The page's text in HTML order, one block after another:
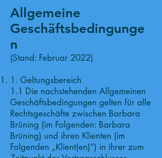
Allgemeine
Geschäftsbedingunge
n
(Stand: Februar 2022)
1. Geltungsbereich
1.1 Die nachstehenden Allgemeinen
Geschäftsbedingungen gelten für alle
Rechtsgeschäfte zwischen Barbara
Brüning (im Folgenden: Barbara
Brüning) und ihren Klienten (im
Folgenden „Klient(en)“) in ihrer zum